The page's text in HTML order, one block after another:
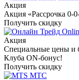
Акция
Акция «Рассрочка 0-
Получить скидку
Акция
Специальные цены и
Клуба ON-бонус!
Получить скидку
МТС